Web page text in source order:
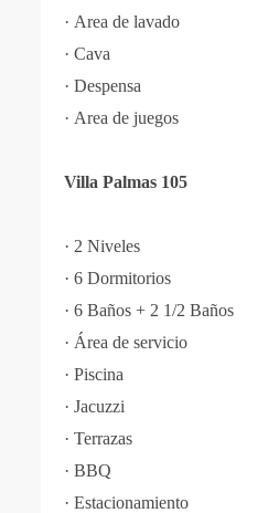
· Area de lavado
· Cava
· Despensa
· Area de juegos
Villa Palmas 105
· 2 Niveles
· 6 Dormitorios
· 6 Baños + 2 1/2 Baños
· Área de servicio
· Piscina
· Jacuzzi
· Terrazas
· BBQ
· Estacionamiento